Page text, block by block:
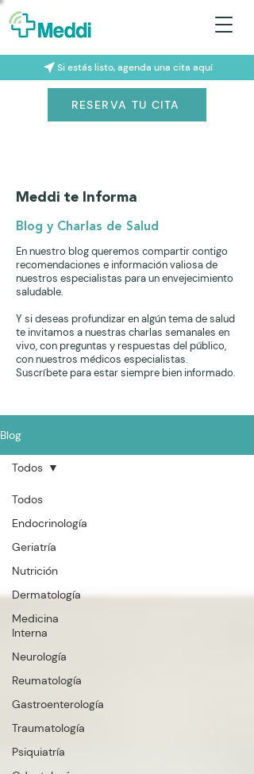
Si estás listo, agenda una cita aquí
RESERVA TU CITA
Meddi te Informa
Blog y Charlas de Salud
En nuestro blog queremos compartir contigo
recomendaciones e información valiosa de
nuestros especialistas para un envejecimiento
saludable.
Y si deseas profundizar en algún tema de salud
te invitamos a nuestras charlas semanales en
vivo, con preguntas y respuestas del público,
con nuestros médicos especialistas.
Suscríbete para estar siempre bien informado.
Blog
Todos
Endocrinología
Geriatría
Nutrición
Dermatología
Medicina
Interna
Neurología
Reumatología
Gastroenterología
Traumatología
Psiquiatría
Todos